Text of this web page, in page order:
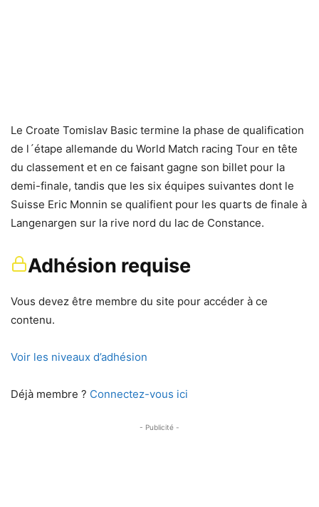
Le Croate Tomislav Basic termine la phase de qualification
de l´étape allemande du World Match racing Tour en tête
du classement et en ce faisant gagne son billet pour la
demi-finale, tandis que les six équipes suivantes dont le
Suisse Eric Monnin se qualifient pour les quarts de finale à
Langenargen sur la rive nord du lac de Constance.
Adhésion requise
Vous devez être membre du site pour accéder à ce
contenu.
Voir les niveaux d’adhésion
Déjà membre ? Connectez-vous ici
- Publicité -